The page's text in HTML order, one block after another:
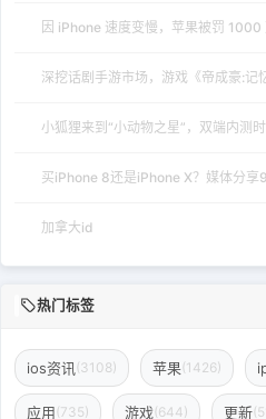
因 iPhone 速度变慢，苹果被罚 1000
深挖话剧手游市场，游戏《帝成豪:记
小狐狸来到“小动物之星”，双端内测
买iPhone 8还是iPhone X？媒体分享
加拿大id
热门标签
ios资讯 (3108) 苹果(1426)
应用(735) 游戏(644) 更新